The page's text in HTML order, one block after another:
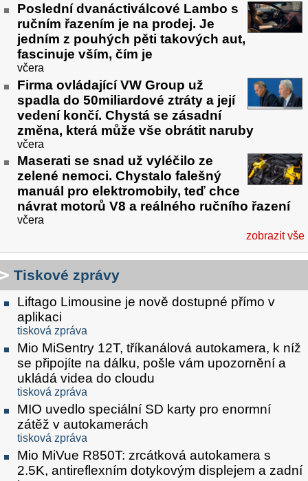
Poslední dvanáctiválcové Lambo s
ručním řazením je na prodej. Je
jedním z pouhých pěti takových aut,
fascinuje vším, čím je
včera
Firma ovládající VW Group už
spadla do 50miliardové ztráty a její
vedení končí. Chystá se zásadní
změna, která může vše obrátit naruby
včera
Maserati se snad už vyléčilo ze
zelené nemoci. Chystalo falešný
manuál pro elektromobily, teď chce
návrat motorů V8 a reálného ručního řazení
včera
zobrazit vše
Tiskové zprávy
Liftago Limousine je nově dostupné přímo v
aplikaci
tisková zpráva
Mio MiSentry 12T, tříkanálová autokamera, k níž
se připojíte na dálku, pošle vám upozornění a
ukládá videa do cloudu
tisková zpráva
MIO uvedlo speciální SD karty pro enormní
zátěž v autokamerách
tisková zpráva
Mio MiVue R850T: zrcátková autokamera s
2.5K, antireflexním dotykovým displejem a zadní